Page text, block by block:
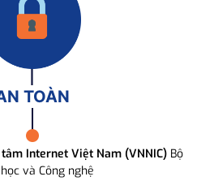
TOÀN
Internet Việt Nam (VNNIC) Bộ
và Công nghệ